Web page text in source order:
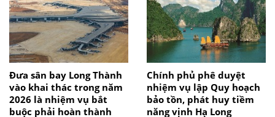
Đưa sân bay Long Thành
vào khai thác trong năm
2026 là nhiệm vụ bắt
buộc phải hoàn thành
Chính phủ phê duyệt
nhiệm vụ lập Quy hoạch
bảo tồn, phát huy tiềm
năng vịnh Hạ Long